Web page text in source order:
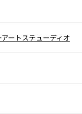
ートステューディオ